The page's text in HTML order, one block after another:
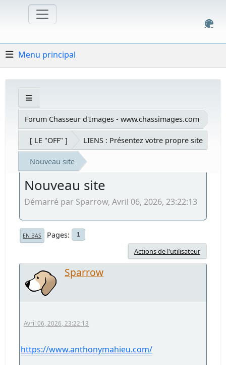
Menu principal
Forum Chasseur d'Images - www.chassimages.com
[ LE "OFF" ] LIENS : Présentez votre propre site
Nouveau site
Nouveau site
Démarré par Sparrow, Avril 06, 2026, 23:22:13
EN BAS Pages 1
Actions de l'utilisateur
Sparrow
Avril 06, 2026, 23:22:13
https://www.anthonymahieu.com/